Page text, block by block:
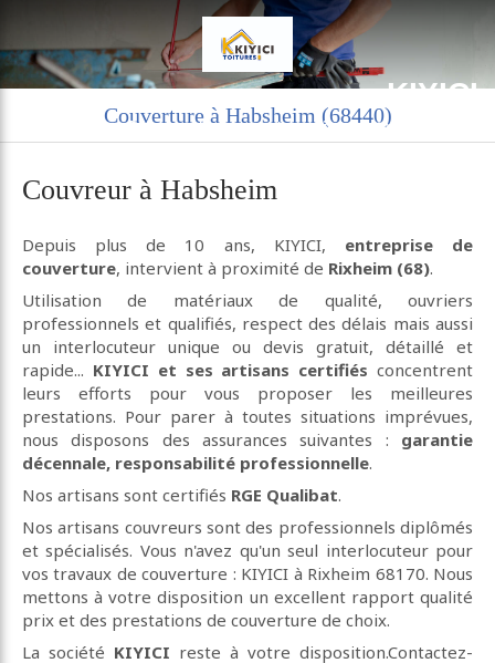
KIYICI
Charpente couverture zinguerie à Rixheim
Couverture à Habsheim (68440)
Couvreur à Habsheim
Depuis plus de 10 ans, KIYICI, entreprise de
couverture, intervient à proximité de Rixheim (68).
Utilisation de matériaux de qualité, ouvriers
professionnels et qualifiés, respect des délais mais aussi
un interlocuteur unique ou devis gratuit, détaillé et
rapide... KIYICI et ses artisans certifiés concentrent
leurs efforts pour vous proposer les meilleures
prestations. Pour parer à toutes situations imprévues,
nous disposons des assurances suivantes : garantie
décennale, responsabilité professionnelle.
Nos artisans sont certifiés RGE Qualibat.
Nos artisans couvreurs sont des professionnels diplômés
et spécialisés. Vous n'avez qu'un seul interlocuteur pour
vos travaux de couverture : KIYICI à Rixheim 68170. Nous
mettons à votre disposition un excellent rapport qualité
prix et des prestations de couverture de choix.
La société KIYICI reste à votre disposition.Contactez-